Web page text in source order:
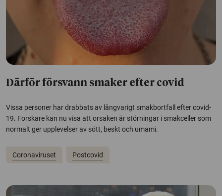
Därför försvann smaker efter covid
Vissa personer har drabbats av långvarigt smakbortfall efter covid-
19. Forskare kan nu visa att orsaken är störningar i smakceller som
normalt ger upplevelser av sött, beskt och umami.
Coronaviruset Postcovid